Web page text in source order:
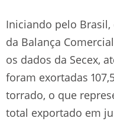
Iniciando pelo
da Balança
os dados da Secex,
foram exortadas
torrado, o que
total exportado em